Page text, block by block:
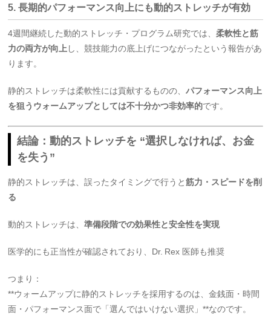
5. 長期的パフォーマンス向上にも動的ストレッチが有効
4週間継続した動的ストレッチ・プログラム研究では、柔軟性と筋
力の両方が向上 し、競技能力の底上げにつながったという報告があ
ります。
静的ストレッチは柔軟性には貢献するものの、パフォーマンス向上
を狙うウォームアップとしては不十分かつ非効率的です。
結論：動的ストレッチを “選択しなければ、お金
を失う”
静的ストレッチは、誤ったタイミングで行うと筋力・スピードを削
る
動的ストレッチは、準備段階での効果性と安全性を実現
医学的にも正当性が確認されており、Dr. Rex 医師も推奨
つまり：
**ウォームアップに静的ストレッチを採用するのは、金銭面・時間
面・パフォーマンス面で「選んではいけない選択」**なのです。